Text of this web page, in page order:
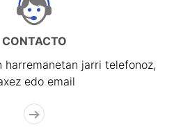
CONTACTO
harremanetan jarri telefonoz,
edo email